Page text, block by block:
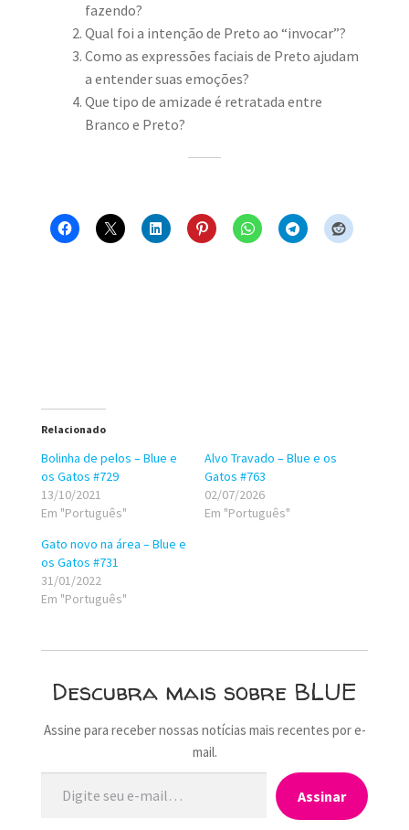
fazendo?
Qual foi a intenção de Preto ao “invocar”?
Como as expressões faciais de Preto ajudam
a entender suas emoções?
Que tipo de amizade é retratada entre
Branco e Preto?
Relacionado
Bolinha de pelos – Blue e
os Gatos #729
13/10/2021
Em "Português"
Alvo Travado – Blue e os
Gatos #763
02/07/2026
Em "Português"
Gato novo na área – Blue e
os Gatos #731
31/01/2022
Em "Português"
Descubra mais sobre BLUE
Assine para receber nossas notícias mais recentes por e-
mail.
Digite seu e-mail…
Assinar